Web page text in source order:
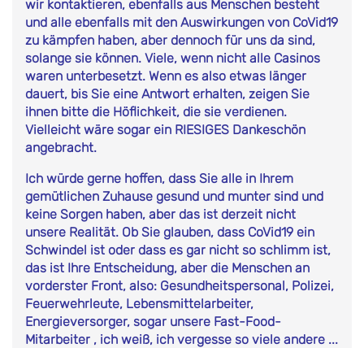
wir kontaktieren, ebenfalls aus Menschen besteht
und alle ebenfalls mit den Auswirkungen von CoVid19
zu kämpfen haben, aber dennoch für uns da sind,
solange sie können. Viele, wenn nicht alle Casinos
waren unterbesetzt. Wenn es also etwas länger
dauert, bis Sie eine Antwort erhalten, zeigen Sie
ihnen bitte die Höflichkeit, die sie verdienen.
Vielleicht wäre sogar ein RIESIGES Dankeschön
angebracht.
Ich würde gerne hoffen, dass Sie alle in Ihrem
gemütlichen Zuhause gesund und munter sind und
keine Sorgen haben, aber das ist derzeit nicht
unsere Realität. Ob Sie glauben, dass CoVid19 ein
Schwindel ist oder dass es gar nicht so schlimm ist,
das ist Ihre Entscheidung, aber die Menschen an
vorderster Front, also: Gesundheitspersonal, Polizei,
Feuerwehrleute, Lebensmittelarbeiter,
Energieversorger, sogar unsere Fast-Food-
Mitarbeiter , ich weiß, ich vergesse so viele andere ...